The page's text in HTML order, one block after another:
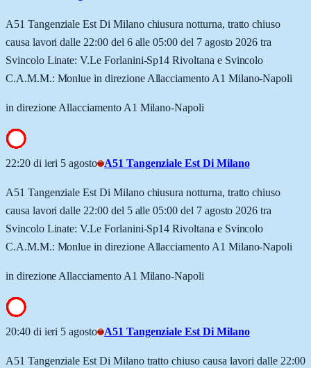
A51 Tangenziale Est Di Milano chiusura notturna, tratto chiuso
causa lavori dalle 22:00 del 6 alle 05:00 del 7 agosto 2026 tra
Svincolo Linate: V.Le Forlanini-Sp14 Rivoltana e Svincolo
C.A.M.M.: Monlue in direzione Allacciamento A1 Milano-Napoli
in direzione Allacciamento A1 Milano-Napoli
22:20 di ieri 5 agosto A51 Tangenziale Est Di Milano
A51 Tangenziale Est Di Milano chiusura notturna, tratto chiuso
causa lavori dalle 22:00 del 5 alle 05:00 del 7 agosto 2026 tra
Svincolo Linate: V.Le Forlanini-Sp14 Rivoltana e Svincolo
C.A.M.M.: Monlue in direzione Allacciamento A1 Milano-Napoli
in direzione Allacciamento A1 Milano-Napoli
20:40 di ieri 5 agosto A51 Tangenziale Est Di Milano
A51 Tangenziale Est Di Milano tratto chiuso causa lavori dalle 22:00